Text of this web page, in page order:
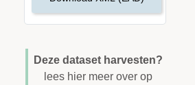
Deze dataset harvesten?
lees hier meer over op